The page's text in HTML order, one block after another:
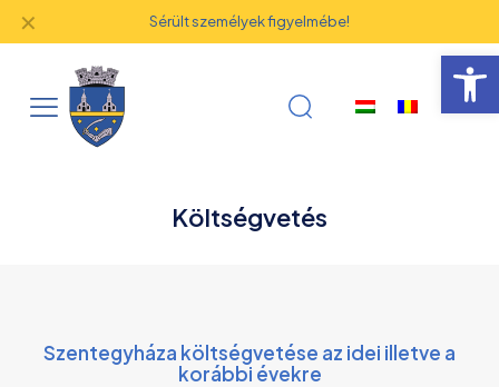
Hogyan lehet használni a Ghişeul.ro felületet?
✕
Költségvetés
Szentegyháza költségvetése az idei illetve a
korábbi évekre